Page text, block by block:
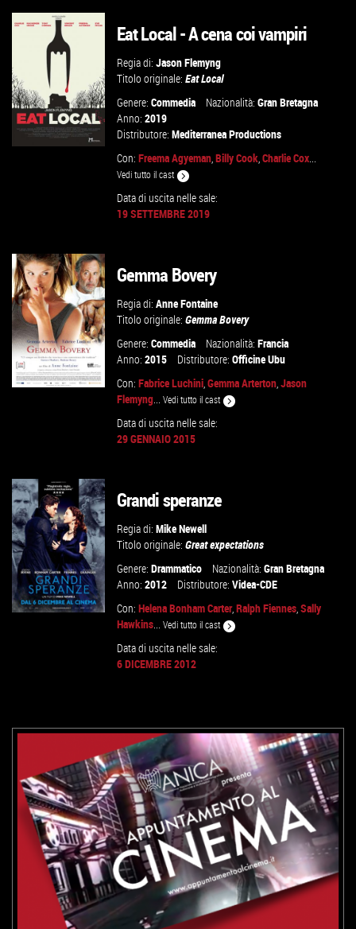
VAI ALLA SCHEDA
Eat Local - A cena coi vampiri
Regia di:Jason Flemyng
Titolo originale:Eat Local
Genere:Commedia Nazionalità:Gran Bretagna
Anno:2019
Distributore:Mediterranea Productions
Con:Freema Agyeman,Billy Cook,Charlie Cox...
Vedi tutto il cast
Data di uscita nelle sale:
19 SETTEMBRE 2019
VAI ALLA SCHEDA
Gemma Bovery
Regia di:Anne Fontaine
Titolo originale:Gemma Bovery
Genere:Commedia Nazionalità:Francia
Anno:2015 Distributore:Officine Ubu
Con:Fabrice Luchini,Gemma Arterton,Jason
Flemyng...Vedi tutto il cast
Data di uscita nelle sale:
29 GENNAIO 2015
Grandi speranze
Regia di:Mike Newell
Titolo originale:Great expectations
Genere:Drammatico Nazionalità:Gran Bretagna
Anno:2012 Distributore:Videa-CDE
Con:Helena Bonham Carter,Ralph Fiennes,Sally
Hawkins...Vedi tutto il cast
Data di uscita nelle sale:
6 DICEMBRE 2012